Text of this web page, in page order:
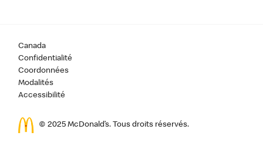
Canada
Confidentialité
Coordonnées
Modalités
Accessibilité
© 2025 McDonald’s. Tous droits réservés.